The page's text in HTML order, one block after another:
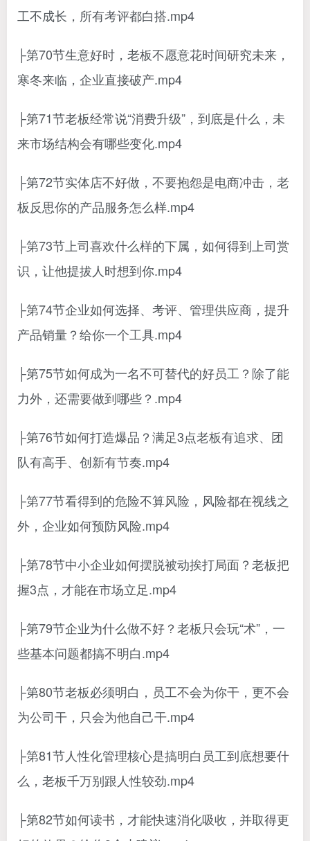
工不成长，所有考评都白搭.mp4
├第70节生意好时，老板不愿意花时间研究未来，
寒冬来临，企业直接破产.mp4
├第71节老板经常说“消费升级”，到底是什么，未
来市场结构会有哪些变化.mp4
├第72节实体店不好做，不要抱怨是电商冲击，老
板反思你的产品服务怎么样.mp4
├第73节上司喜欢什么样的下属，如何得到上司赏
识，让他提拔人时想到你.mp4
├第74节企业如何选择、考评、管理供应商，提升
产品销量？给你一个工具.mp4
├第75节如何成为一名不可替代的好员工？除了能
力外，还需要做到哪些？.mp4
├第76节如何打造爆品？满足3点老板有追求、团
队有高手、创新有节奏.mp4
├第77节看得到的危险不算风险，风险都在视线之
外，企业如何预防风险.mp4
├第78节中小企业如何摆脱被动挨打局面？老板把
握3点，才能在市场立足.mp4
├第79节企业为什么做不好？老板只会玩“术”，一
些基本问题都搞不明白.mp4
├第80节老板必须明白，员工不会为你干，更不会
为公司干，只会为他自己干.mp4
├第81节人性化管理核心是搞明白员工到底想要什
么，老板千万别跟人性较劲.mp4
├第82节如何读书，才能快速消化吸收，并取得更